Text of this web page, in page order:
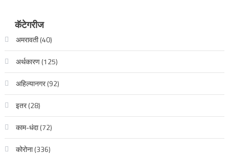
कॅटेगरीज
अमरावती(40)
अर्थकारण(125)
अहिल्यानगर(92)
इतर(28)
काम-धंदा(72)
कोरोना(336)